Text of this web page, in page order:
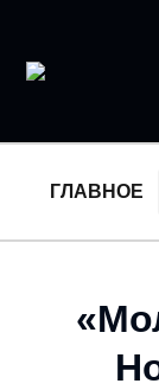
ГЛАВНОЕ